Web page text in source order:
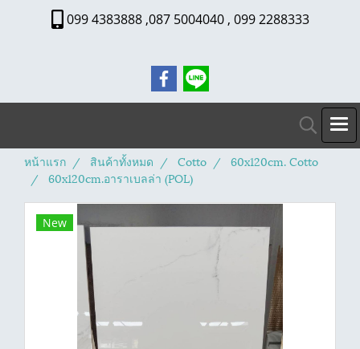
099 4383888 ,087 5004040 , 099 2288333
หน้าแรก สินค้าทั้งหมด Cotto
60x120cm. Cotto
60x120cm.อาราเบลล่า (POL)
New